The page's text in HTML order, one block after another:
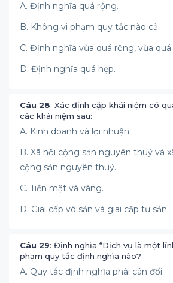
A. Định nghĩa quá rộng.
B. Không vi phạm quy tắc nào cả.
C. Định nghĩa vừa quá rộng, vừa quá
D. Định nghĩa quá hẹp.
Câu 28: Xác định cặp khái niệm có
các khái niệm sau:
A. Kinh doanh và lợi nhuận.
B. Xã hội cộng sản nguyên thuỷ và
cộng sản nguyên thuỷ.
C. Tiền mặt và vàng.
D. Giai cấp vô sản và giai cấp tư sản.
Câu 29: Định nghĩa “Dịch vụ là một
phạm quy tắc định nghĩa nào?
A. Quy tắc định nghĩa phải cân đối